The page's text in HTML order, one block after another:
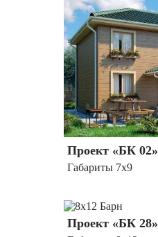
Проект «БК 02»
Габариты 7х9
Проект «БК 28»